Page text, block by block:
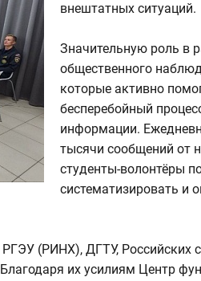
внештатных ситуаций.
Значительную роль в
общественного
которые активно
бесперебойный
информации.
тысячи сообщений от
студенты-волонтёры
систематизировать и
(РИНХ), ДГТУ, Российских
их усилиям Центр